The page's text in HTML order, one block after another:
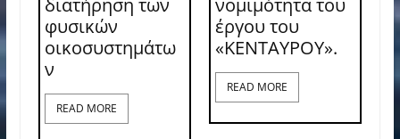
φυσικών
οικοσυστημάτω
ν
READ MORE
έργου του
«ΚΕΝΤΑΥΡΟΥ».
READ MORE